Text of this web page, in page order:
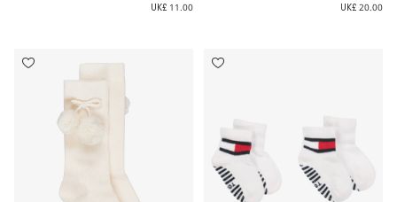
UK£ 20.00
UK£ 11.00